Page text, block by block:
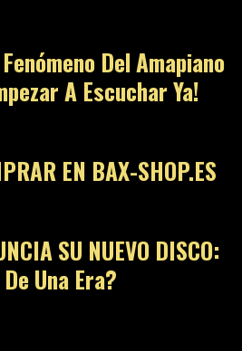
Del Amapiano
A Escuchar Ya!
13
EN BAX-SHOP.ES
14
SU NUEVO DISCO:
Una Era?